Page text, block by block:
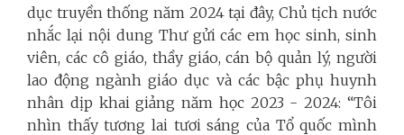
dục truyền thống năm 2024 tại đây, Chủ tịch nước
nhắc lại nội dung Thư gửi các em học sinh, sinh
viên, các cô giáo, thầy giáo, cán bộ quản lý, người
lao động ngành giáo dục và các bậc phụ huynh
nhân dịp khai giảng năm học 2023 - 2024: “Tôi
nhìn thấy tương lai tươi sáng của Tổ quốc mình